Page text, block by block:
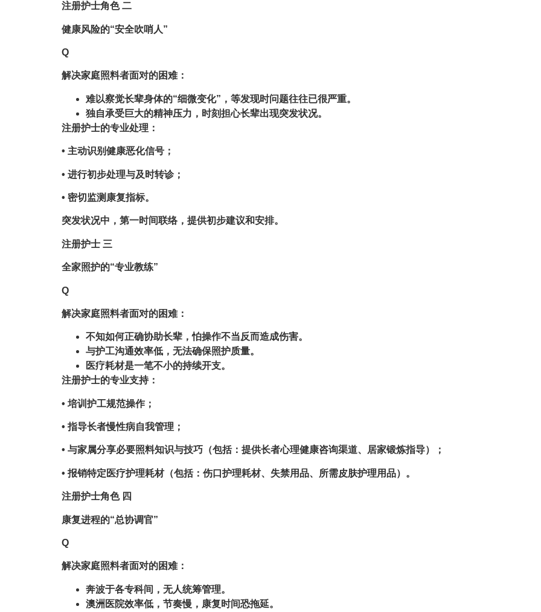
注册护士角色 二
健康风险的“安全吹哨人”
Q
解决家庭照料者面对的困难：
难以察觉长辈身体的“细微变化”，等发现时问题往往已很严重。
独自承受巨大的精神压力，时刻担心长辈出现突发状况。
注册护士的专业处理：
• 主动识别健康恶化信号；
• 进行初步处理与及时转诊；
• 密切监测康复指标。
突发状况中，第一时间联络，提供初步建议和安排。
注册护士 三
全家照护的“专业教练”
Q
解决家庭照料者面对的困难：
不知如何正确协助长辈，怕操作不当反而造成伤害。
与护工沟通效率低，无法确保照护质量。
医疗耗材是一笔不小的持续开支。
注册护士的专业支持：
• 培训护工规范操作；
• 指导长者慢性病自我管理；
• 与家属分享必要照料知识与技巧（包括：提供长者心理健康咨询渠道、居家锻炼指导）；
• 报销特定医疗护理耗材（包括：伤口护理耗材、失禁用品、所需皮肤护理用品）。
注册护士角色 四
康复进程的“总协调官”
Q
解决家庭照料者面对的困难：
奔波于各专科间，无人统筹管理。
澳洲医院效率低，节奏慢，康复时间恐拖延。